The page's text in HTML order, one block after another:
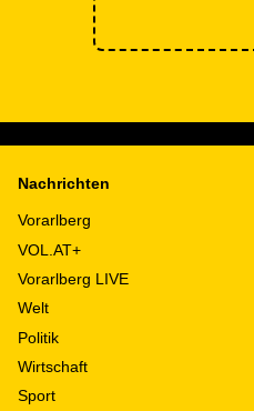
Nachrichten
Vorarlberg
VOL.AT+
Vorarlberg LIVE
Welt
Politik
Wirtschaft
Sport